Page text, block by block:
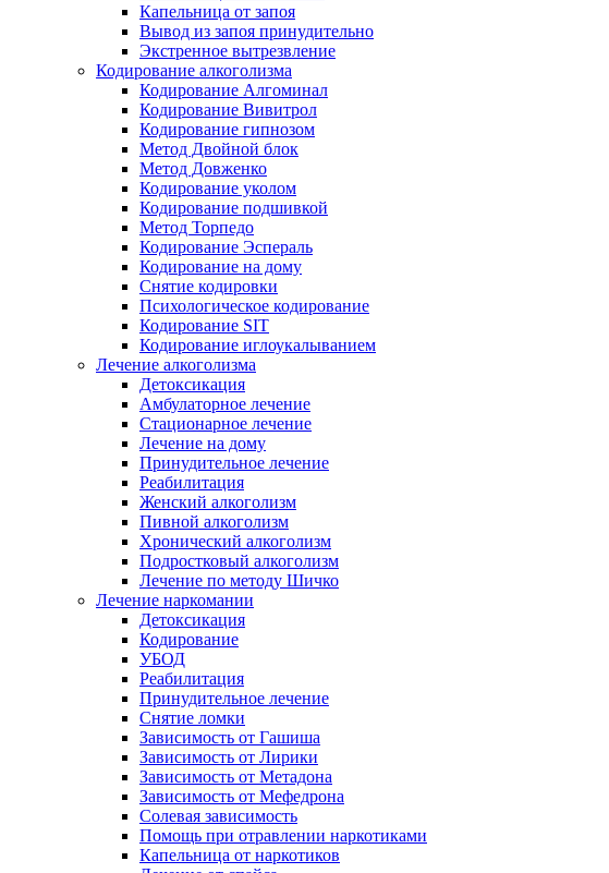
Капельница от запоя
Вывод из запоя принудительно
Экстренное вытрезвление
Кодирование алкоголизма
Кодирование Алгоминал
Кодирование Вивитрол
Кодирование гипнозом
Метод Двойной блок
Метод Довженко
Кодирование уколом
Кодирование подшивкой
Метод Торпедо
Кодирование Эспераль
Кодирование на дому
Снятие кодировки
Психологическое кодирование
Кодирование SIT
Кодирование иглоукалыванием
Лечение алкоголизма
Детоксикация
Амбулаторное лечение
Стационарное лечение
Лечение на дому
Принудительное лечение
Реабилитация
Женский алкоголизм
Пивной алкоголизм
Хронический алкоголизм
Подростковый алкоголизм
Лечение по методу Шичко
Лечение наркомании
Детоксикация
Кодирование
УБОД
Реабилитация
Принудительное лечение
Снятие ломки
Зависимость от Гашиша
Зависимость от Лирики
Зависимость от Метадона
Зависимость от Мефедрона
Солевая зависимость
Помощь при отравлении наркотиками
Капельница от наркотиков